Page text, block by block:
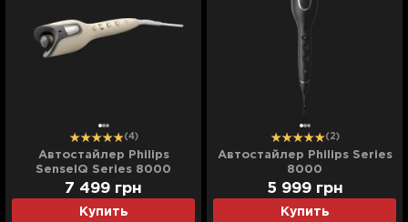
(4)
Автостайлер Philips
SenseIQ Series 8000
Купить
7 499 грн
(2)
Автостайлер Philips Series
8000
Купить
5 999 грн